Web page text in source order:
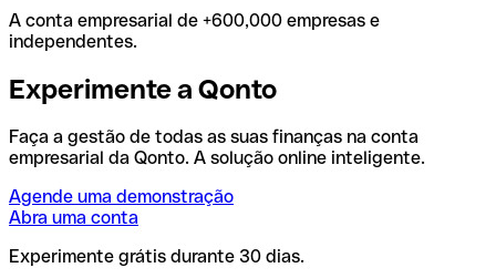
A conta empresarial de +600,000 empresas e
independentes.
Experimente a Qonto
Faça a gestão de todas as suas finanças na conta
empresarial da Qonto. A solução online inteligente.
Agende uma demonstração
Abra uma conta
Experimente grátis durante 30 dias.